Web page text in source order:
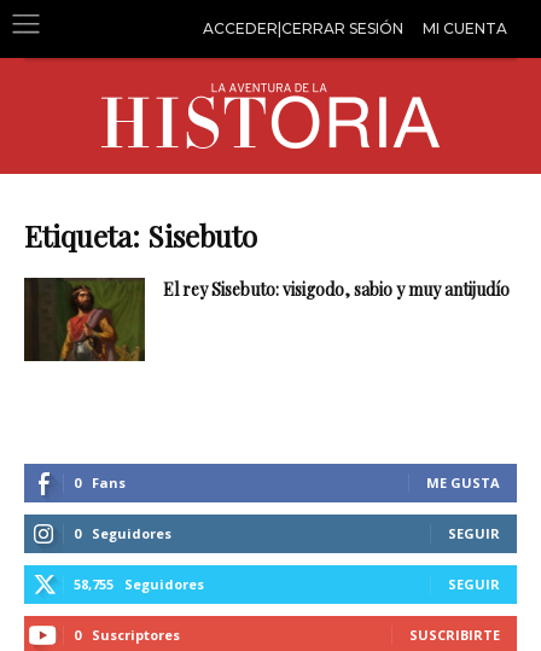
ACCEDER|CERRAR SESIÓN MI CUENTA
Etiqueta: Sisebuto
El rey Sisebuto: visigodo, sabio y muy antijudío
0 Fans ME GUSTA
0 Seguidores SEGUIR
58,755 Seguidores SEGUIR
0 Suscriptores SUSCRIBIRTE